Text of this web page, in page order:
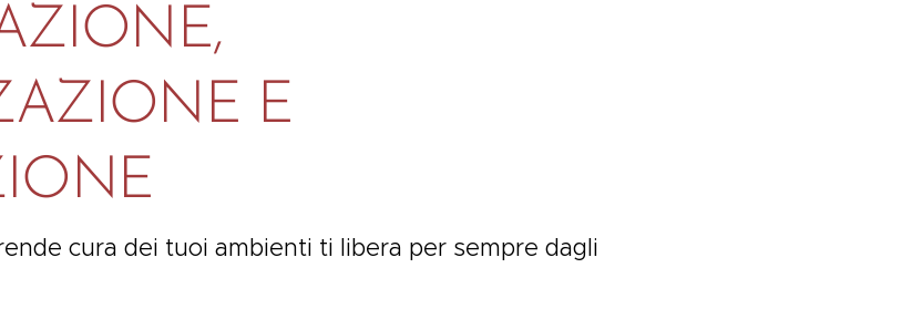
E
cura dei tuoi ambienti ti libera per sempre dagli